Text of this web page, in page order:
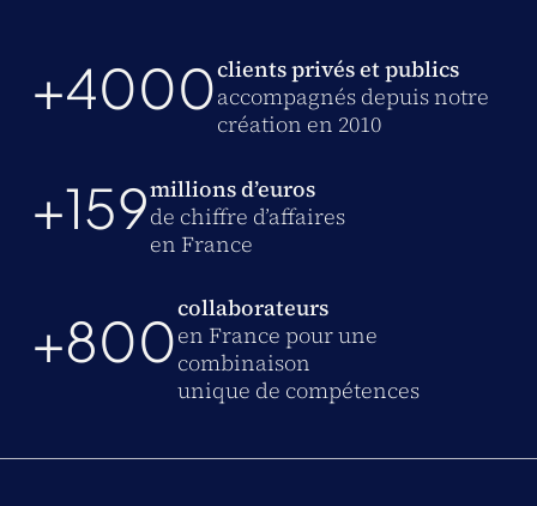
+4000clients privés et publics
accompagnés depuis notre
création en 2010
+159millions d’euros
de chiffre d’affaires
en France
+800collaborateurs
en France pour une
combinaison
unique de compétences